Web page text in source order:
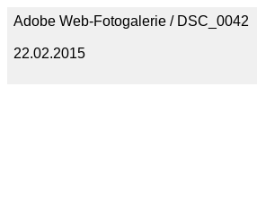
Adobe Web-Fotogalerie / DSC_0042
22.02.2015